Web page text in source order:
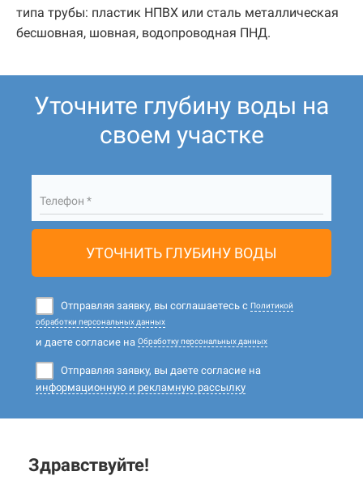
типа трубы: пластик НПВХ или сталь металлическая
бесшовная, шовная, водопроводная ПНД.
Уточните глубину воды на
своем участке
Телефон *
УТОЧНИТЬ ГЛУБИНУ ВОДЫ
Отправляя заявку, вы соглашаетесь с Политикой
обработки персональных данных
и даете согласие на Обработку персональных данных
Отправляя заявку, вы даете согласие на
информационную и рекламную рассылку
Здравствуйте!